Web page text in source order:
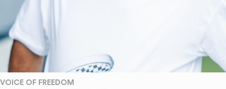
VOICE OF FREEDOM